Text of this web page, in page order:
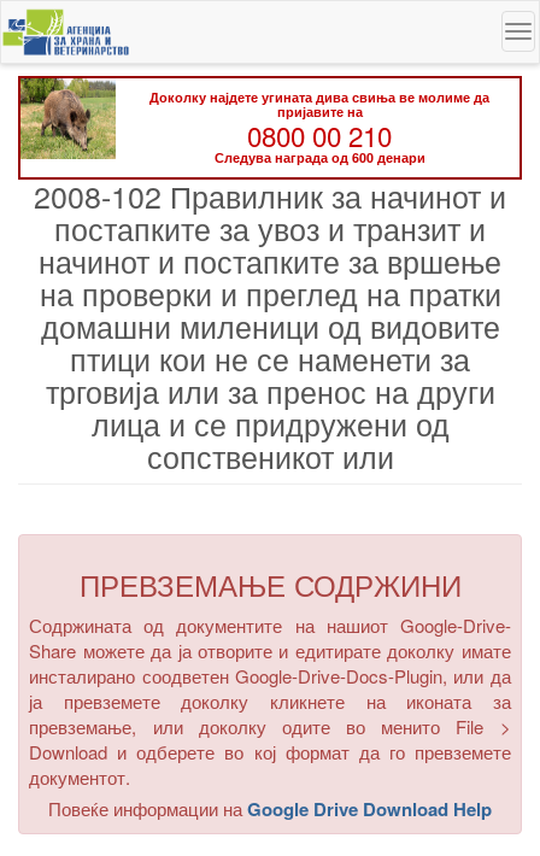
Skip
to
main
content
Доколку најдете угината дива свиња ве молиме да
пријавите на
0800 00 210
Следува награда од 600 денари
2008-102 Правилник за начинот и
постапките за увоз и транзит и
начинот и постапките за вршење
на проверки и преглед на пратки
домашни миленици од видовите
птици кои не се наменети за
трговија или за пренос на други
лица и се придружени од
сопственикот или
ПРЕВЗЕМАЊЕ СОДРЖИНИ
Содржината од документите на нашиот Google-Drive-
Share можете да ја отворите и едитирате доколку имате
инсталирано соодветен Google-Drive-Docs-Plugin, или да
ја превземете доколку кликнете на иконата за
превземање, или доколку одите во менито File >
Download и одберете во кој формат да го превземете
документот.
Повеќе информации наGoogle Drive Download Help